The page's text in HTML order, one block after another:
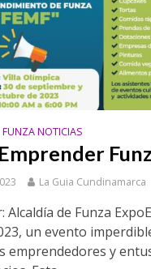
FUNZA NOTICIAS
La Guia Cundinamarca
Alcaldía de Funza
un evento
emprendedores y